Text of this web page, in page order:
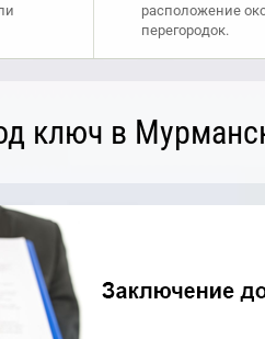
расположение
перегородок.
ключ в